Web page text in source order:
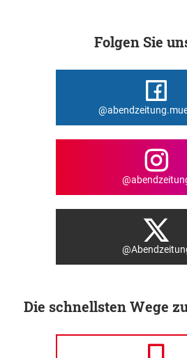
Folgen Sie
Die schnellsten Wege